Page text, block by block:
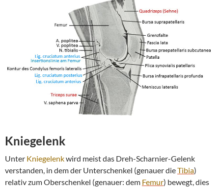
Kniegelenk
Unter Kniegelenkwird meist das Dreh-Scharnier-Gelenk
verstanden, in dem der Unterschenkel (genauer dieTibia)
relativ zum Oberschenkel (genauer: dem Femur) bewegt, dies